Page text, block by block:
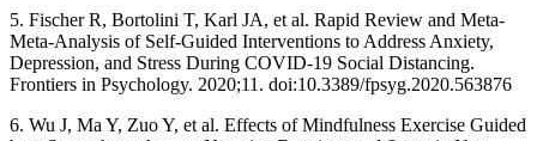
5. Fischer R, Bortolini T, Karl JA, et al. Rapid Review and Meta-
Meta-Analysis of Self-Guided Interventions to Address Anxiety,
Depression, and Stress During COVID-19 Social Distancing.
Frontiers in Psychology. 2020;11. doi:10.3389/fpsyg.2020.563876
6. Wu J, Ma Y, Zuo Y, et al. Effects of Mindfulness Exercise Guided